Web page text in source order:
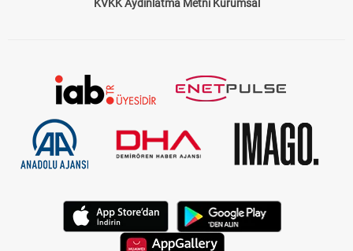
KVKK Aydınlatma Metni Kurumsal